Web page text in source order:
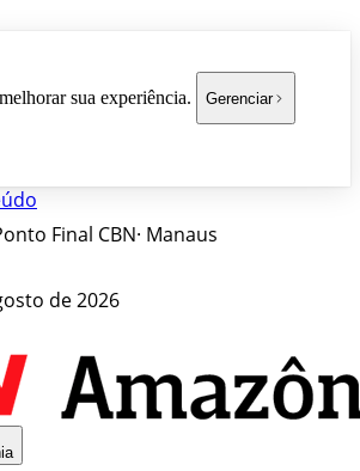
sua experiência. Gerenciar
Final CBN· Manaus
de 2026